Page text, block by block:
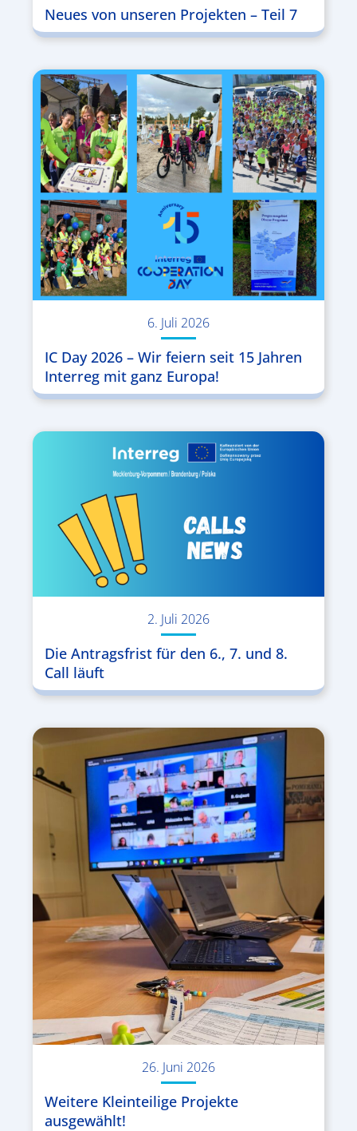
Neues von unseren Projekten – Teil 7
6. Juli 2026
IC Day 2026 – Wir feiern seit 15 Jahren
Interreg mit ganz Europa!
2. Juli 2026
Die Antragsfrist für den 6., 7. und 8.
Call läuft
26. Juni 2026
Weitere Kleinteilige Projekte
ausgewählt!